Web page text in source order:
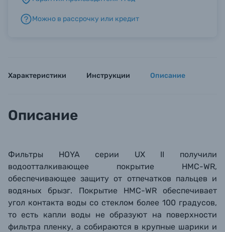
Можно в рассрочку или кредит
Характеристики Инструкции Описание
Описание
Фильтры HOYA серии UX II получили
водоотталкивающее покрытие HMC-WR,
обеспечивающее защиту от отпечатков пальцев и
водяных брызг. Покрытие HMC-WR обеспечивает
угол контакта воды со стеклом более 100 градусов,
то есть капли воды не образуют на поверхности
фильтра пленку, а собираются в крупные шарики и